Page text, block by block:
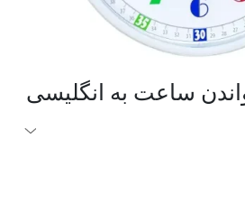
ساعت به انگلیسی